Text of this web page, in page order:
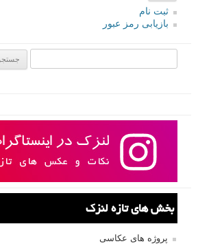
اکثر آنها واقعی هستند. اگر شما علاقه پیدا
بگیرید و به دنبال کمی کمک برای شروع کار
نام کاربری
رمز عبور
مرا به خاطر بسپار
ثبت نام
بازیابی رمز عبور